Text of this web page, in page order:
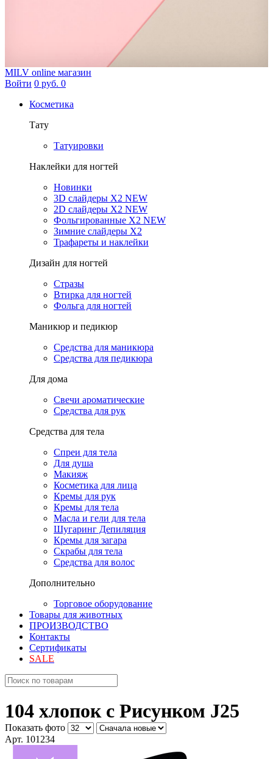
MILV online магазин
Войти 0 руб. 0
Косметика
Тату
Татуировки
Наклейки для ногтей
Новинки
3D слайдеры X2 NEW
2D слайдеры X2 NEW
Фольгированные X2 NEW
Зимние слайдеры Х2
Трафареты и наклейки
Дизайн для ногтей
Стразы
Втирка для ногтей
Фольга для ногтей
Маникюр и педикюр
Средства для маникюра
Средства для педикюра
Для дома
Свечи ароматические
Средства для рук
Средства для тела
Спреи для тела
Для душа
Макияж
Косметика для лица
Кремы для рук
Кремы для тела
Масла и гели для тела
Шугаринг Депиляция
Кремы для загара
Скрабы для тела
Средства для волос
Дополнительно
Торговое оборудование
Товары для животных
ПРОИЗВОДСТВО
Контакты
Сертификаты
SALE
104 хлопок с Рисунком J25
Показать фото
Арт. 101234